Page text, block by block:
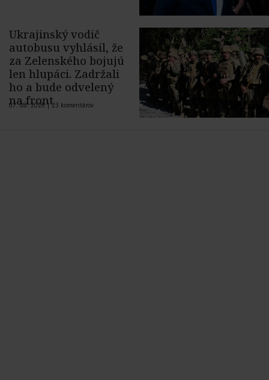
Ukrajinský vodič
autobusu vyhlásil, že
za Zelenského bojujú
len hlupáci. Zadržali
ho a bude odvelený
na front
07. 08. 2026 |23 komentárov